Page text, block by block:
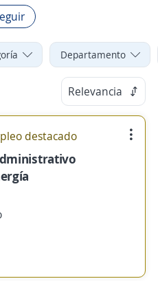
Departamento
Relevancia
destacado